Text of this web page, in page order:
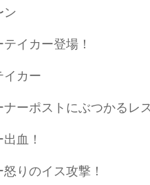
ン
イカー登場！
カー
ーポストにぶつかるレ
血！
りのイス攻撃！